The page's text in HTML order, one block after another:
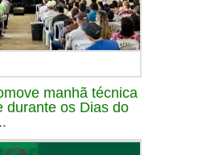
manhã técnica
durante os Dias do